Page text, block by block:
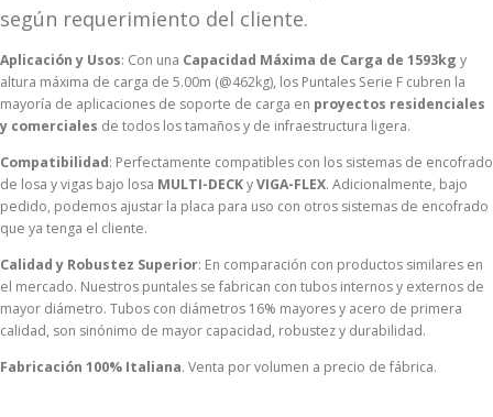
según requerimiento del cliente.
Aplicación y Usos: Con una Capacidad Máxima de Carga de 1593kg y
altura máxima de carga de 5.00m (@462kg), los Puntales Serie F cubren la
mayoría de aplicaciones de soporte de carga en proyectos residenciales
y comerciales de todos los tamaños y de infraestructura ligera.
Compatibilidad: Perfectamente compatibles con los sistemas de encofrado
de losa y vigas bajo losa MULTI-DECKyVIGA-FLEX. Adicionalmente, bajo
pedido, podemos ajustar la placa para uso con otros sistemas de encofrado
que ya tenga el cliente.
Calidad y Robustez Superior: En comparación con productos similares en
el mercado. Nuestros puntales se fabrican con tubos internos y externos de
mayor diámetro. Tubos con diámetros 16% mayores y acero de primera
calidad, son sinónimo de mayor capacidad, robustez y durabilidad.
Fabricación 100% Italiana. Venta por volumen a precio de fábrica.